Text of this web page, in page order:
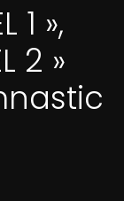
1 »,
2 »